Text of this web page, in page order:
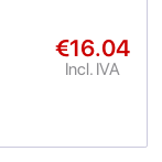
€16.04
Incl. IVA